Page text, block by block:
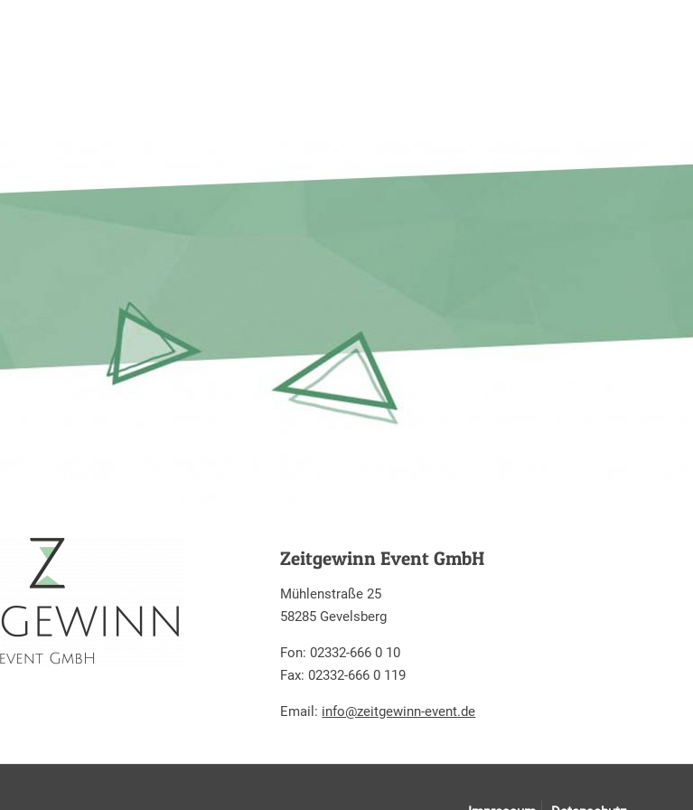
Zeitgewinn Event GmbH
Mühlenstraße 25
58285 Gevelsberg
Fon: 02332-666 0 10
Fax: 02332-666 0 119
Email: info@zeitgewinn-event.de